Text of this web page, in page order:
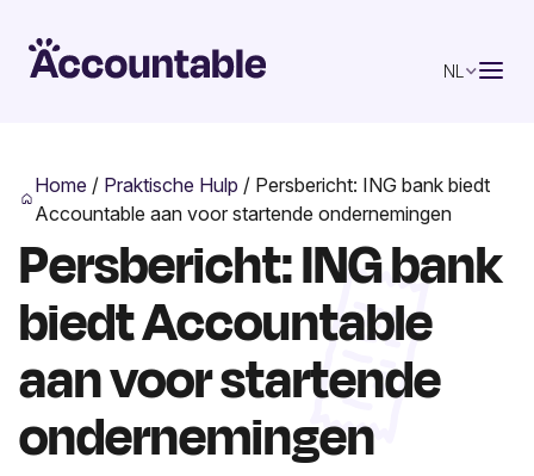
NL
Home / Praktische Hulp / Persbericht: ING bank biedt
Accountable aan voor startende ondernemingen
Persbericht: ING bank
biedt Accountable
aan voor startende
ondernemingen